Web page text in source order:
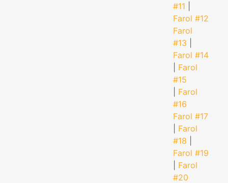
#11
Farol #12
Farol
#13
Farol #14
Farol
#15
Farol
#16
Farol #17
Farol
#18
Farol #19
Farol
#20